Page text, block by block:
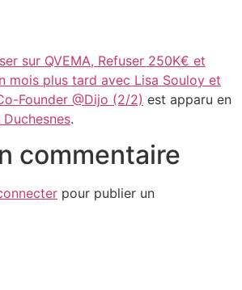
sur QVEMA, Refuser 250K€ et
mois plus tard avec Lisa Souloy et
Founder @Dijo (2/2) est apparu en
Duchesnes.
commentaire
pour publier un